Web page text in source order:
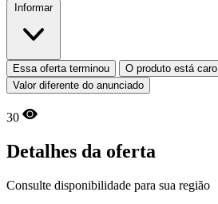
Informar
Essa oferta terminou
O produto está caro
Valor diferente do anunciado
30
Detalhes da oferta
Consulte disponibilidade para sua região